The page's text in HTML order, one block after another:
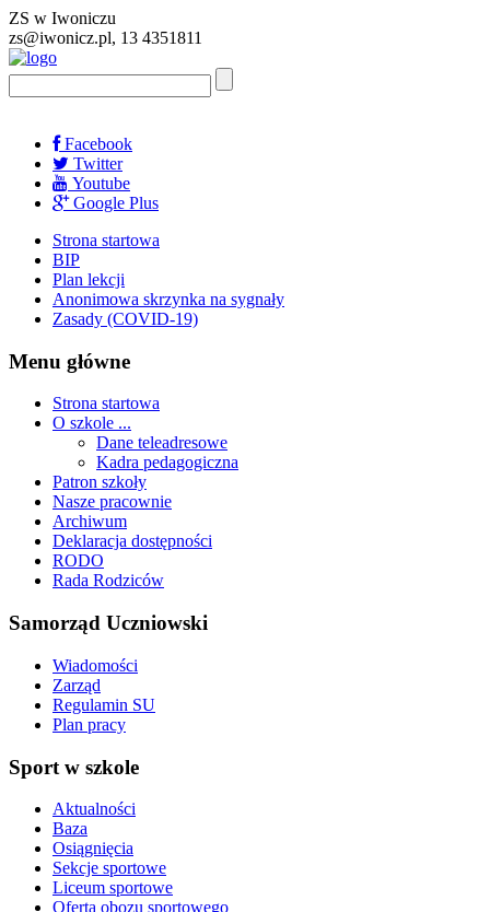
ZS w Iwoniczu
zs@iwonicz.pl, 13 4351811
Facebook
Twitter
Youtube
Google Plus
Strona startowa
BIP
Plan lekcji
Anonimowa skrzynka na sygnały
Zasady (COVID-19)
Menu główne
Strona startowa
O szkole ...
Dane teleadresowe
Kadra pedagogiczna
Patron szkoły
Nasze pracownie
Archiwum
Deklaracja dostępności
RODO
Rada Rodziców
Samorząd Uczniowski
Wiadomości
Zarząd
Regulamin SU
Plan pracy
Sport w szkole
Aktualności
Baza
Osiągnięcia
Sekcje sportowe
Liceum sportowe
Oferta obozu sportowego